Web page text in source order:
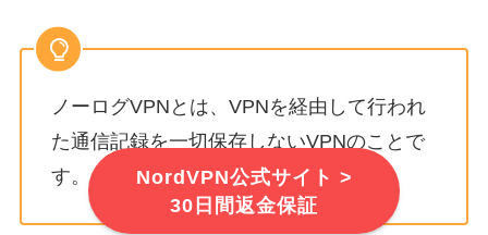
ノーログVPNとは、VPNを経由して行われ
た通信記録を一切保存しないVPNのことで
す。
NordVPN公式サイト >
30日間返金保証